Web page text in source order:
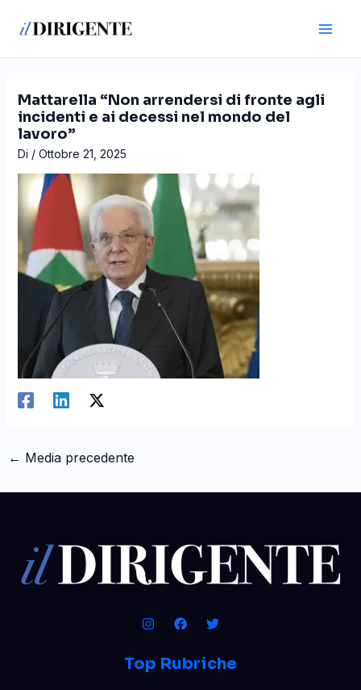
Mattarella “Non arrendersi di fronte agli
incidenti e ai decessi nel mondo del
lavoro”
Di / Ottobre 21, 2025
articoli
← Media precedente
Top Rubriche